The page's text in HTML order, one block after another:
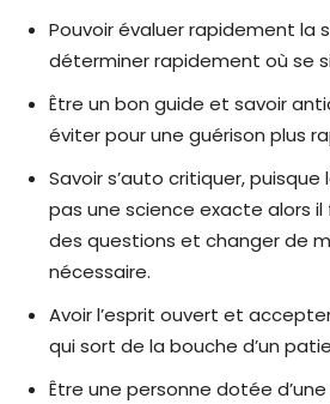
Pouvoir évaluer rapidement la
déterminer rapidement où se
Être un bon guide et savoir
éviter pour une guérison plus
Savoir s’auto critiquer, puisque
pas une science exacte alors
des questions et changer de
nécessaire.
Avoir l’esprit ouvert et
qui sort de la bouche d’un
Être une personne dotée d’une